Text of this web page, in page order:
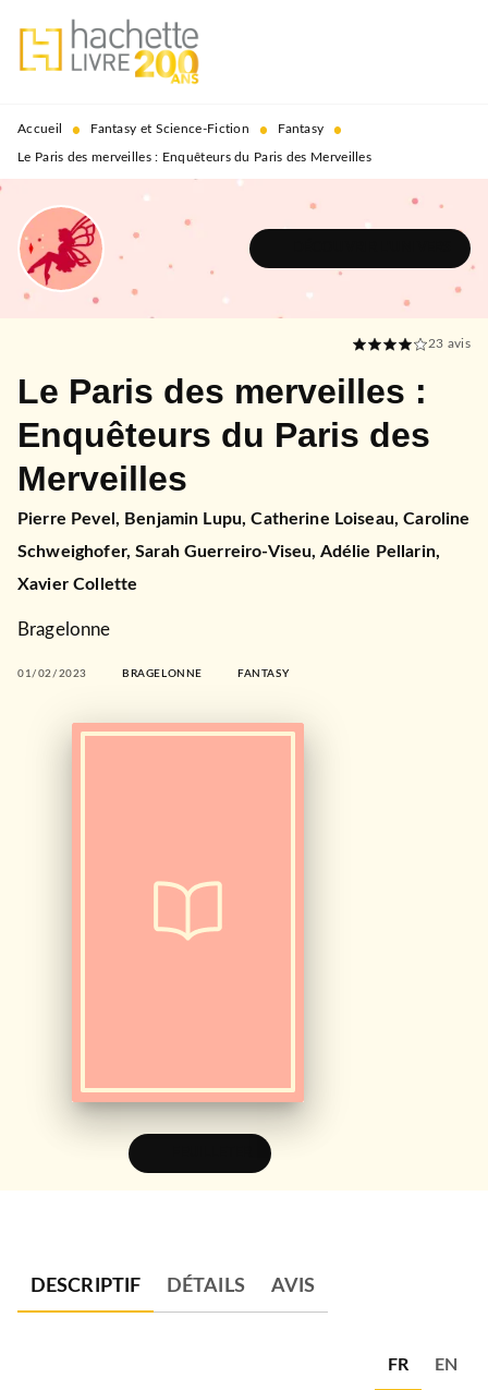
MENU RECHERCHE
PIED DE PAGE
Accueil • Fantasy et Science-Fiction • Fantasy •
Le Paris des merveilles : Enquêteurs du Paris des Merveilles
23 avis
Le Paris des merveilles :
Enquêteurs du Paris des
Merveilles
Pierre Pevel , Benjamin Lupu,Catherine Loiseau,Caroline
Schweighofer,Sarah Guerreiro-Viseu, Adélie Pellarin,
Xavier Collette
Bragelonne
01/02/2023 BRAGELONNE FANTASY
DESCRIPTIF DÉTAILS AVIS
FR EN